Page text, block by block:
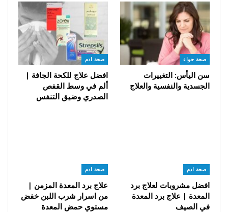
صحة حواء
سن اليأس: التغييرات
الجسدية والنفسية والعلاج
صحة ادم
افضل علاج للكحة الجافة |
ألم في وسط القفص
الصدري وضيق التنفس
صحة ادم
افضل مشروبات لعلاج برد
المعدة | علاج برد المعدة
في الصيف
صحة ادم
علاج برد المعدة المزمن |
من اسرار شرب اللبن خفض
مستوي حمض المعدة